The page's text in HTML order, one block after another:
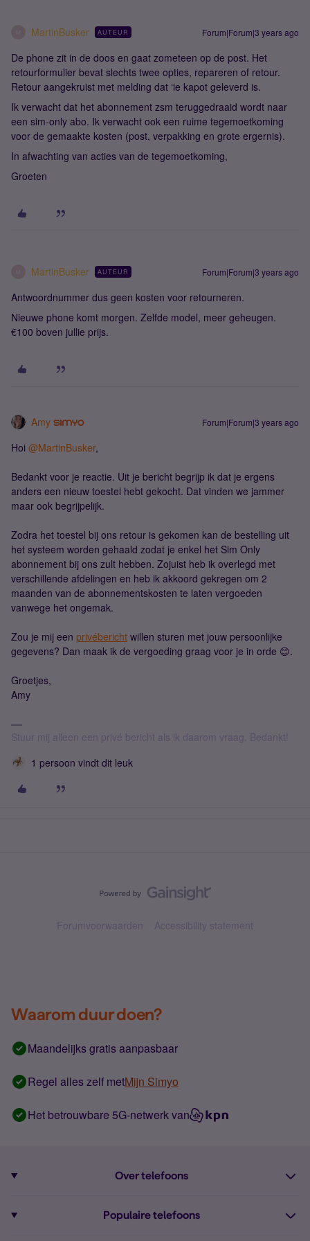
MartinBusker AUTEUR Forum|Forum|3 years ago
De phone zit in de doos en gaat zometeen op de post. Het
retourformulier bevat slechts twee opties, repareren of retour.
Retour aangekruist met melding dat ‘ie kapot geleverd is.
Ik verwacht dat het abonnement zsm teruggedraaid wordt naar
een sim-only abo. Ik verwacht ook een ruime tegemoetkoming
voor de gemaakte kosten (post, verpakking en grote ergernis).
In afwachting van acties van de tegemoetkoming,
Groeten
MartinBusker AUTEUR Forum|Forum|3 years ago
Antwoordnummer dus geen kosten voor retourneren.
Nieuwe phone komt morgen. Zelfde model, meer geheugen.
€100 boven jullie prijs.
Amy Forum|Forum|3 years ago
Hoi @MartinBusker,
Bedankt voor je reactie. Uit je bericht begrijp ik dat je ergens
anders een nieuw toestel hebt gekocht. Dat vinden we jammer
maar ook begrijpelijk.
Zodra het toestel bij ons retour is gekomen kan de bestelling uit
het systeem worden gehaald zodat je enkel het Sim Only
abonnement bij ons zult hebben. Zojuist heb ik overlegd met
verschillende afdelingen en heb ik akkoord gekregen om 2
maanden van de abonnementskosten te laten vergoeden
vanwege het ongemak.
Zou je mij een privébericht willen sturen met jouw persoonlijke
gegevens? Dan maak ik de vergoeding graag voor je in orde 😊.
Groetjes,
Amy
Stuur mij alleen een privé bericht als ik daarom vraag. Bedankt!
1 persoon vindt dit leuk
Forumvoorwaarden Accessibility statement
Waarom duur doen?
Maandelijks gratis aanpasbaar
Regel alles zelf metMijn Simyo
Het betrouwbare 5G-netwerk van
Over telefoons
Populaire telefoons